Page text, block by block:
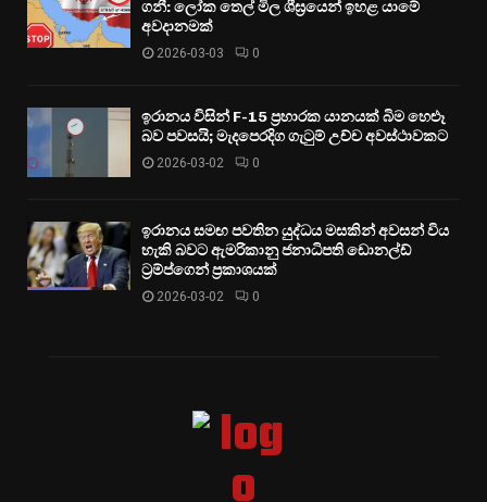
ගනී: ලෝක තෙල් මිල ශීඝ්‍රයෙන් ඉහළ යාමේ
අවදානමක්
2026-03-03 0
ඉරානය විසින් F-15 ප්‍රහාරක යානයක් බිම හෙළූ
බව පවසයි; මැදපෙරදිග ගැටුම් උච්ච අවස්ථාවකට
2026-03-02 0
ඉරානය සමඟ පවතින යුද්ධය මසකින් අවසන් විය
හැකි බවට ඇමරිකානු ජනාධිපති ඩොනල්ඩ්
ට්‍රම්ප්ගෙන් ප්‍රකාශයක්
2026-03-02 0